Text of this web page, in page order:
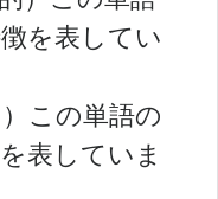
を表してい
この単語の
表していま